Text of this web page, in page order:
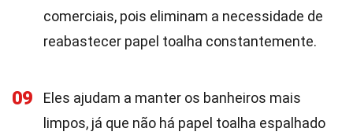
comerciais, pois eliminam a necessidade de
reabastecer papel toalha constantemente.
09
Eles ajudam a manter os banheiros mais
limpos, já que não há papel toalha espalhado